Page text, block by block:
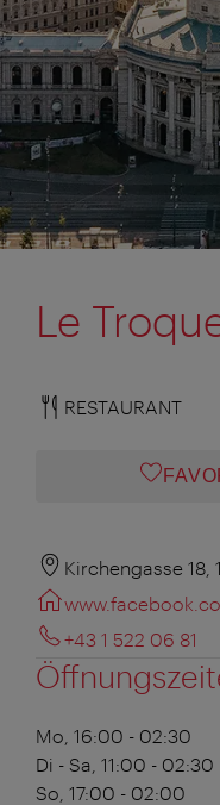
Le
RESTAURANT
Kirchengasse 18,
+43 1 522 06 81
Mo, 16:00 - 02:30
Di - Sa, 11:00 - 02:30
So, 17:00 - 02:00